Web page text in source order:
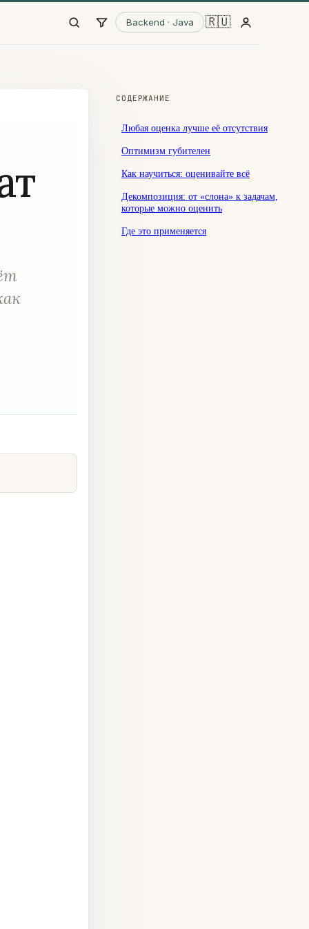
Backend · Java 🇷🇺
СОДЕРЖАНИЕ
Любая оценка лучше её отсутствия
Оптимизм губителен
Как научиться: оценивайте всё
Декомпозиция: от «слона» к задачам,
которые можно оценить
Где это применяется